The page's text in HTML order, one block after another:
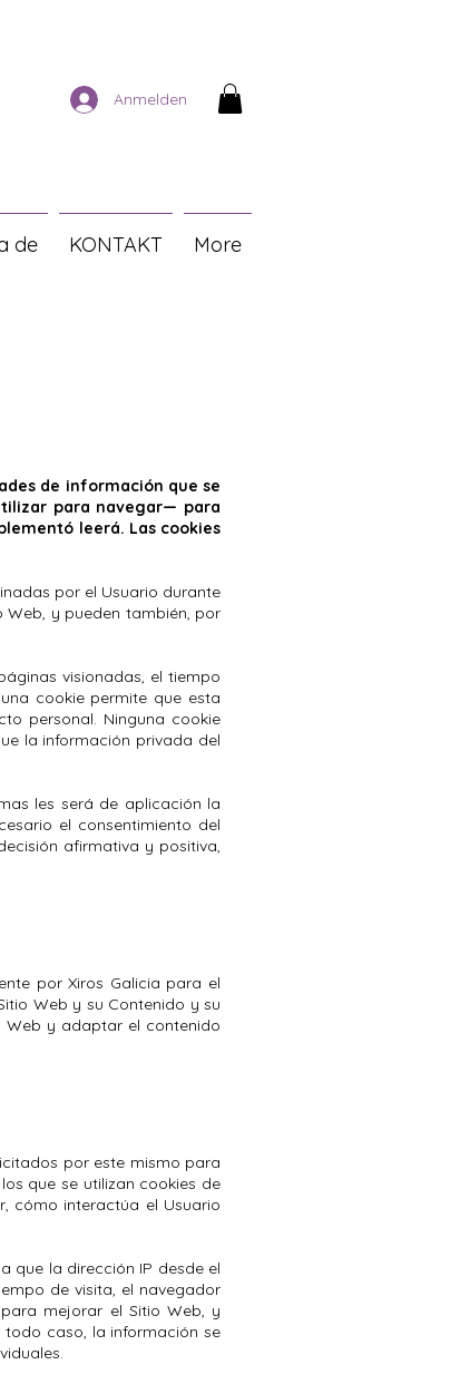
Anmelden
de KONTAKT More
de información que se
para navegar— para
leerá. Las cookies
por el Usuario durante
Web, y pueden también, por
visionadas, el tiempo
cookie permite que esta
personal. Ninguna cookie
la información privada del
les será de aplicación la
el consentimiento del
afirmativa y positiva,
por Xiros Galicia para el
Web y su Contenido y su
Web y adaptar el contenido
por este mismo para
que se utilizan cookies de
cómo interactúa el Usuario
que la dirección IP desde el
de visita, el navegador
mejorar el Sitio Web, y
caso, la información se